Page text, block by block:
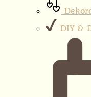
DIY &